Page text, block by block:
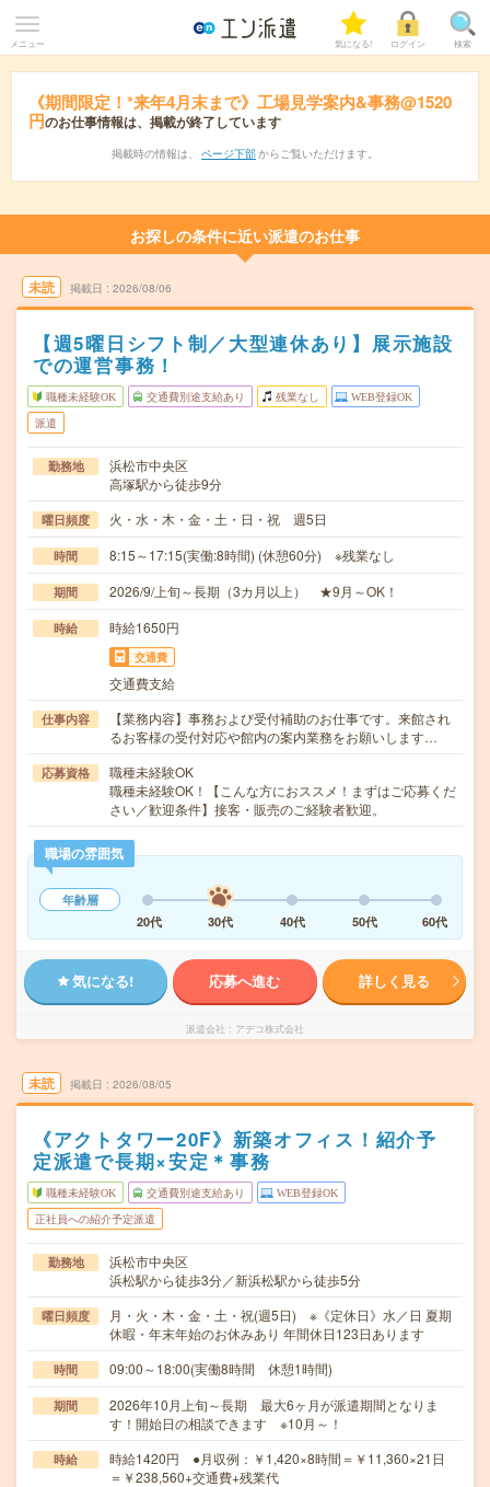
メニュー 気になる! ログイン 検索
《期間限定！*来年4月末まで》工場見学案内&事務@1520
円のお仕事情報は、掲載が終了しています
掲載時の情報は、 ページ下部 からご覧いただけます。
お探しの条件に近い派遣のお仕事
未読 掲載日 2026/08/06
【週5曜日シフト制／大型連休あり】展示施設
での運営事務！
職種未経験OK 交通費別途支給あり 残業なし WEB登録OK
派遣
勤務地
浜松市中央区
高塚駅から徒歩9分
曜日頻度 火・水・木・金・土・日・祝 週5日
時間 8:15～17:15(実働:8時間) (休憩60分) ※残業なし
期間 2026/9/上旬～長期（3カ月以上） ★9月～OK！
時給 時給1650円
交通費
交通費支給
仕事内容
【業務内容】事務および受付補助のお仕事です。来館され
るお客様の受付対応や館内の案内業務をお願いします…
応募資格
職種未経験OK
職種未経験OK！【こんな方におススメ！まずはご応募くだ
さい／歓迎条件】接客・販売のご経験者歓迎。
職場の雰囲気
年齢層
20代
30代 40代 50代 60代
気になる! 応募へ進む 詳しく見る
派遣会社 アデコ株式会社
未読 掲載日 2026/08/05
《アクトタワー20F》新築オフィス！紹介予
定派遣で長期×安定＊事務
職種未経験OK 交通費別途支給あり WEB登録OK
正社員への紹介予定派遣
勤務地
浜松市中央区
浜松駅から徒歩3分／新浜松駅から徒歩5分
曜日頻度
月・火・木・金・土・祝(週5日) ※《定休日》水／日 夏期
休暇・年末年始のお休みあり 年間休日123日あります
時間 09:00～18:00(実働8時間 休憩1時間)
期間
2026年10月上旬～長期 最大6ヶ月が派遣期間となりま
す！開始日の相談できます ※10月～！
時給
時給1420円 ●月収例：￥1,420×8時間＝￥11,360×21日
＝￥238,560+交通費+残業代